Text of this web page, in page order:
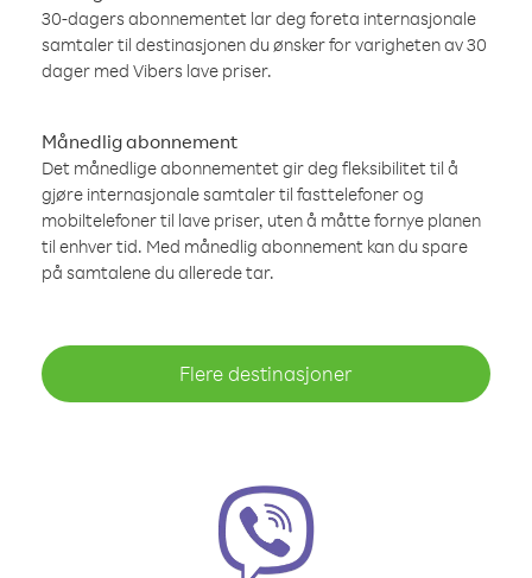
30-dagers abonnementet lar deg foreta internasjonale
samtaler til destinasjonen du ønsker for varigheten av 30
dager med Vibers lave priser.
Månedlig abonnement
Det månedlige abonnementet gir deg fleksibilitet til å
gjøre internasjonale samtaler til fasttelefoner og
mobiltelefoner til lave priser, uten å måtte fornye planen
til enhver tid. Med månedlig abonnement kan du spare
på samtalene du allerede tar.
Flere destinasjoner